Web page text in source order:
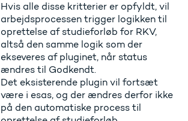
Hvis alle disse kritterier er opfyldt, vil
arbejdsprocessen trigger logikken til
oprettelse af studieforløb for RKV,
altså den samme logik som der
ekseveres af pluginet, når status
ændres til Godkendt.
Det eksisterende plugin vil fortsæt
være i esas, og der ændres derfor ikke
på den automatiske process til